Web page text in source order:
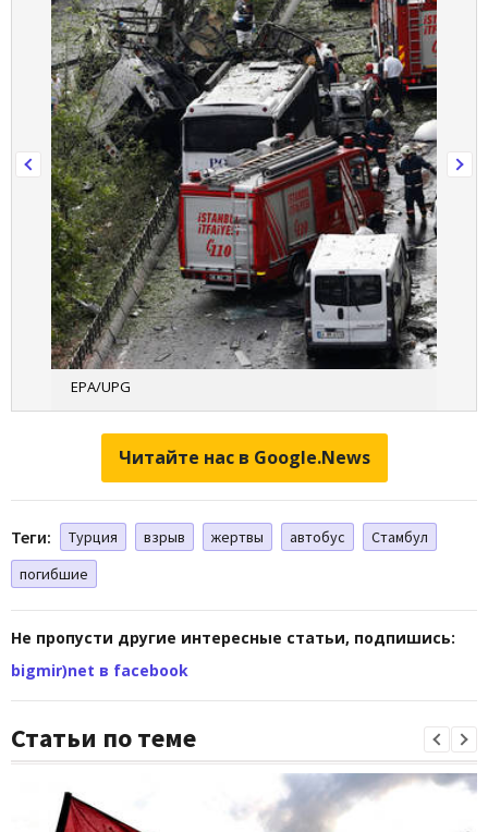
EPA/UPG
Читайте нас в Google.News
Теги: Турция взрыв жертвы автобус
Стамбул
погибшие
Не пропусти другие интересные статьи, подпишись:
bigmir)net в facebook
Статьи по теме